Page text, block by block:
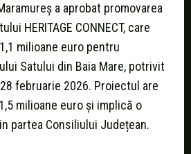
a aprobat promovarea
HERITAGE CONNECT, care
milioane euro pentru
Satului din Baia Mare, potrivit
februarie 2026. Proiectul are
milioane euro şi implică o
partea Consiliului Județean.